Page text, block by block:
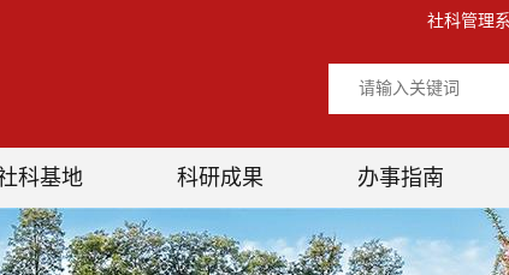
社科管理
科基地 科研成果 办事指南